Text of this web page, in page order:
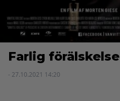
Farlig förälskelse
- 27.10.2021 14:20